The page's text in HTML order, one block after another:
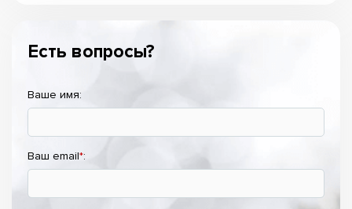
Есть вопросы?
Ваше имя:
Ваш email*: